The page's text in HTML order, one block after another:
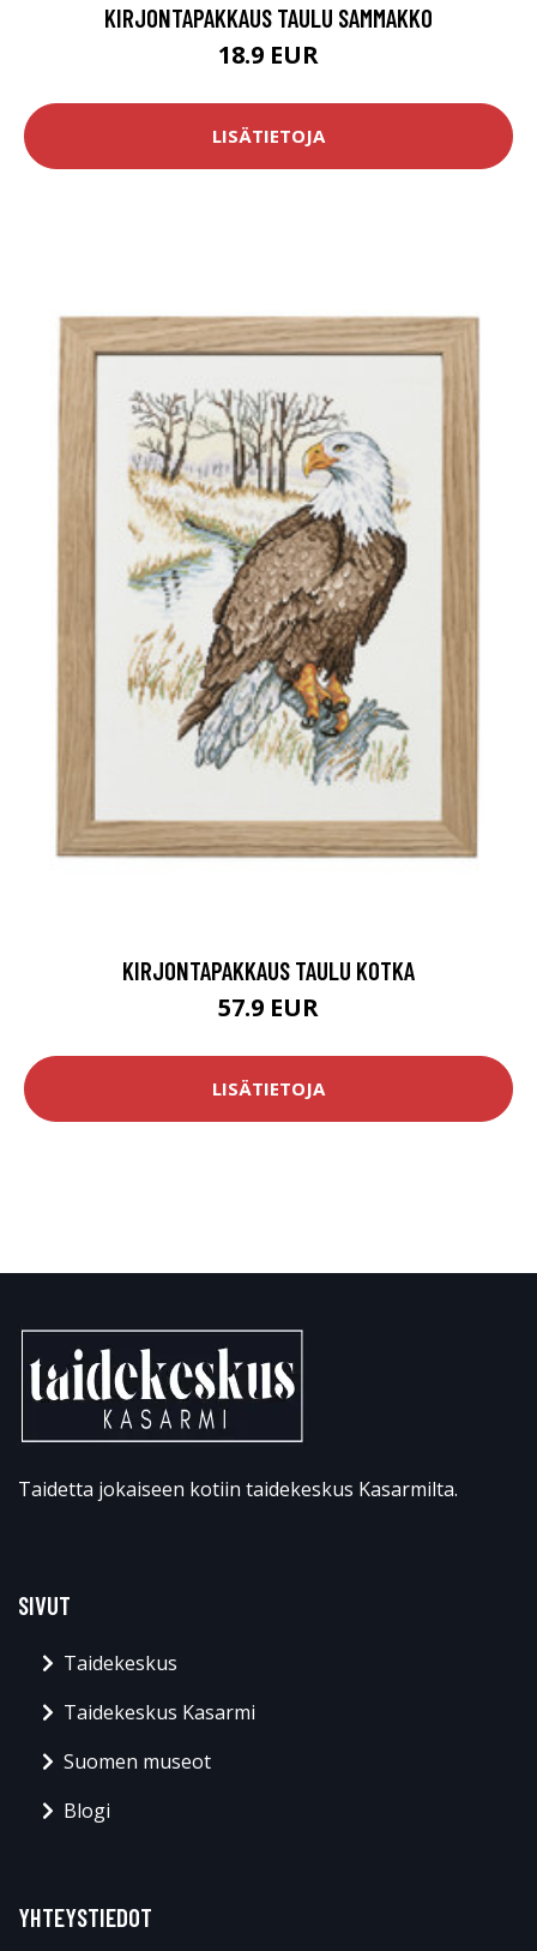
KIRJONTAPAKKAUS TAULU SAMMAKKO
18.9 EUR
LISÄTIETOJA
KIRJONTAPAKKAUS TAULU KOTKA
57.9 EUR
LISÄTIETOJA
Taidetta jokaiseen kotiin taidekeskus Kasarmilta.
SIVUT
Taidekeskus
Taidekeskus Kasarmi
Suomen museot
Blogi
YHTEYSTIEDOT